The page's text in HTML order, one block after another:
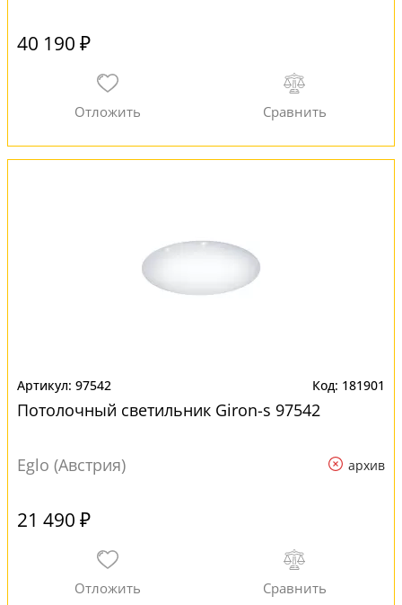
40 190 ₽
97542 181901
Потолочный светильник Giron-s 97542
Eglo (Австрия) архив
21 490 ₽